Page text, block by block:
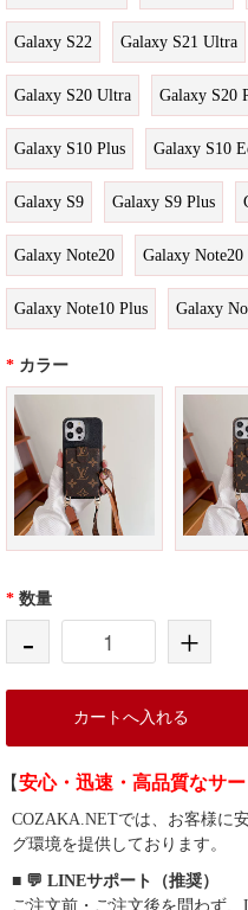
Galaxy S22 Galaxy S21 Ultra
Galaxy S20 Ultra Galaxy S20
Galaxy S10 Plus Galaxy S10
Galaxy S9 Galaxy S9 Plus
Galaxy Note20 Galaxy
Galaxy Note10 Plus Galaxy
* カラー
* 数量
- +
カートへ入れる
【安心・迅速・高品質なサ
COZAKA.NETでは、お客様に
グ環境を提供しております。
■ 💬 LINEサポート（推奨）
ご注文前・ご注文後を問わず